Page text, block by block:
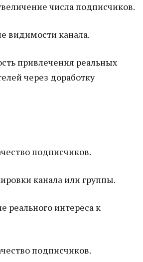
числа подписчиков.
видимости канала.
привлечения реальных
через доработку
подписчиков.
канала или группы.
реального интереса к
подписчиков.